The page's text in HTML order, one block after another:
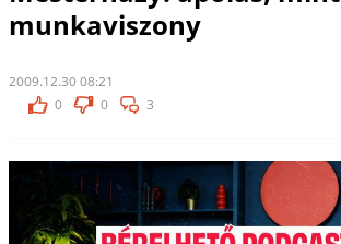
munkaviszony
2009.12.30 08:21
0
0 3